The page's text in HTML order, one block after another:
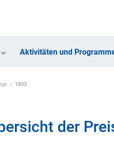
Aktivitäten und
1933
der